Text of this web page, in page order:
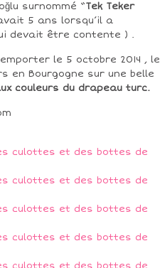
surnommé “Tek Teker
5 ans lorsqu’il a
devait être contente ) .
le 5 octobre 2014 , le
en Bourgogne sur une belle
couleurs du drapeau turc.